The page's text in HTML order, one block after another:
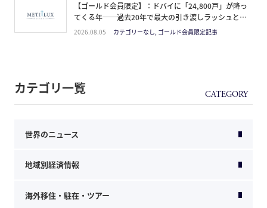
【ゴールド会員限定】：ドバイに「24,800戸」が降っ
てくる年──過去20年で最大の引き渡しラッシュと、
ミサイルが崩した“安全神話”。2027年の供給ピーク
2026.08.05 カテゴリーなし, ゴールド会員限定記事
カテゴリ一覧
世界のニュース
地域別経済情報
海外移住・駐在・ツアー